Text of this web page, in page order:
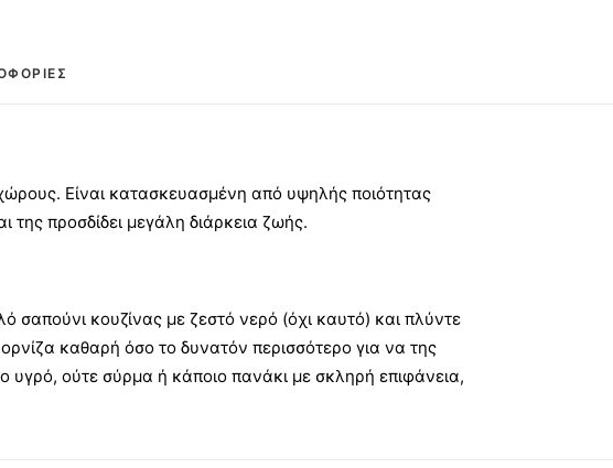
Είναι κατασκευασμένη από υψηλής ποιότητας
της προσδίδει μεγάλη διάρκεια ζωής.
σαπούνι κουζίνας με ζεστό νερό (όχι καυτό) και πλύντε
καθαρή όσο το δυνατόν περισσότερο για να της
υγρό, ούτε σύρμα ή κάποιο πανάκι με σκληρή επιφάνεια,